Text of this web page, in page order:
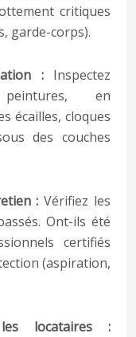
critiques
garde-corps).
:Inspectez
en
écailles, cloques
des couches
: Vérifiez les
Ont-ils été
certifiés
(aspiration,
les locataires :